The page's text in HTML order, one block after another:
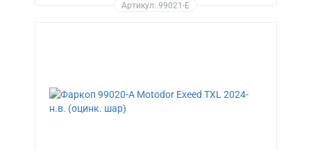
Артикул: 99021-E